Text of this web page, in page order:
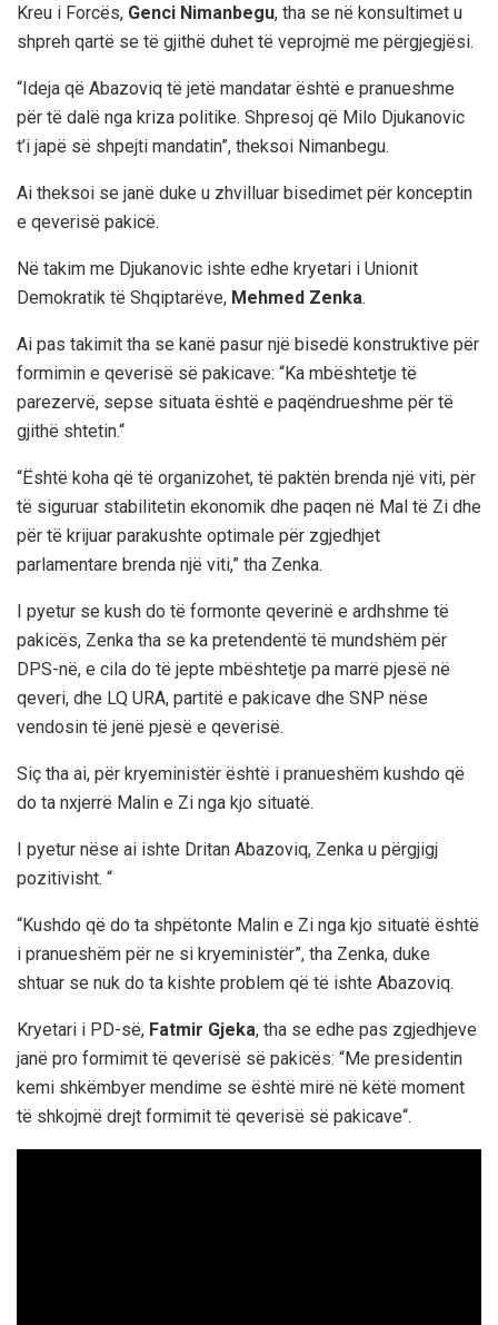
Kreu i Forcës, Genci Nimanbegu, tha se në konsultimet u
shpreh qartë se të gjithë duhet të veprojmë me përgjegjësi.
“Ideja që Abazoviq të jetë mandatar është e pranueshme
për të dalë nga kriza politike. Shpresoj që Milo Djukanovic
t’i japë së shpejti mandatin”, theksoi Nimanbegu.
Ai theksoi se janë duke u zhvilluar bisedimet për konceptin
e qeverisë pakicë.
Në takim me Djukanovic ishte edhe kryetari i Unionit
Demokratik të Shqiptarëve, Mehmed Zenka.
Ai pas takimit tha se kanë pasur një bisedë konstruktive për
formimin e qeverisë së pakicave: “Ka mbështetje të
parezervë, sepse situata është e paqëndrueshme për të
gjithë shtetin.“
“Është koha që të organizohet, të paktën brenda një viti, për
të siguruar stabilitetin ekonomik dhe paqen në Mal të Zi dhe
për të krijuar parakushte optimale për zgjedhjet
parlamentare brenda një viti,” tha Zenka.
I pyetur se kush do të formonte qeverinë e ardhshme të
pakicës, Zenka tha se ka pretendentë të mundshëm për
DPS-në, e cila do të jepte mbështetje pa marrë pjesë në
qeveri, dhe LQ URA, partitë e pakicave dhe SNP nëse
vendosin të jenë pjesë e qeverisë.
Siç tha ai, për kryeministër është i pranueshëm kushdo që
do ta nxjerrë Malin e Zi nga kjo situatë.
I pyetur nëse ai ishte Dritan Abazoviq, Zenka u përgjigj
pozitivisht. “
“Kushdo që do ta shpëtonte Malin e Zi nga kjo situatë është
i pranueshëm për ne si kryeministër”, tha Zenka, duke
shtuar se nuk do ta kishte problem që të ishte Abazoviq.
Kryetari i PD-së, Fatmir Gjeka, tha se edhe pas zgjedhjeve
janë pro formimit të qeverisë së pakicës: “Me presidentin
kemi shkëmbyer mendime se është mirë në këtë moment
të shkojmë drejt formimit të qeverisë së pakicave“.